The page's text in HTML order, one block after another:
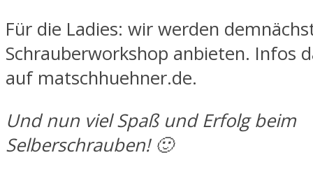
Für die Ladies: wir werden
Schrauberworkshop anbieten. Infos
auf matschhuehner.de.
Und nun viel Spaß und Erfolg beim
Selberschrauben! 🙂